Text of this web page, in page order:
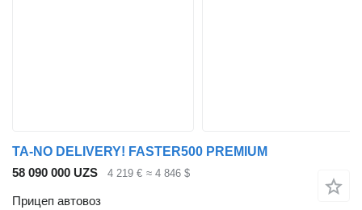
TA-NO DELIVERY! FASTER500 PREMIUM
58 090 000 UZS
4 219 € ≈ 4 846 $
Прицеп автовоз